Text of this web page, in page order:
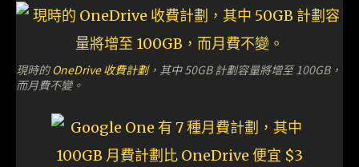
現時的OneDrive 收費計劃，其中 50GB 計劃容量將增至 100GB，
而月費不變。